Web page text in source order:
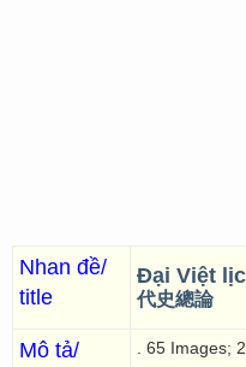
Nhan đề/
title
Đại Việt
代史總論
Mô tả/
. 65 Images;